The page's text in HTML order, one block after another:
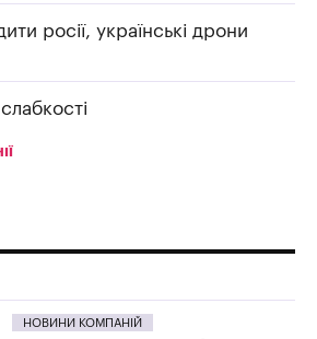
росії, українські дрони
НОВИНИ КОМПАНІЙ